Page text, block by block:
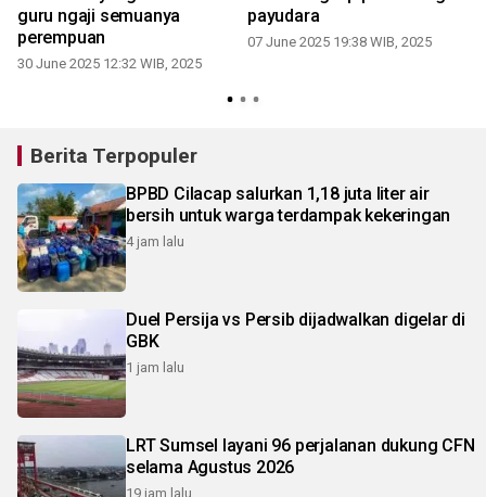
guru ngaji semuanya
perempuan
30 June 2025 12:32 WIB, 2025
payudara
07 June 2025 19:38 WIB, 2025
Berita Terpopuler
BPBD Cilacap salurkan 1,18 juta liter air
bersih untuk warga terdampak kekeringan
4 jam lalu
Duel Persija vs Persib dijadwalkan digelar di
GBK
1 jam lalu
LRT Sumsel layani 96 perjalanan dukung CFN
selama Agustus 2026
19 jam lalu